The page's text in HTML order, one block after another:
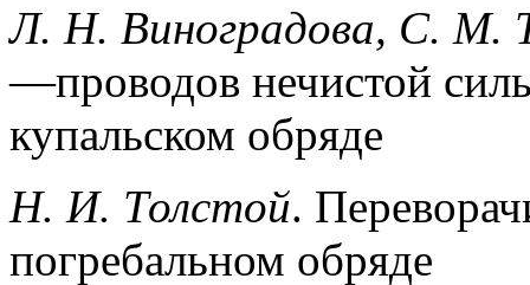
Л. Н. Виноградова, С. М.
—проводов нечистой
купальском обряде
Н. И. Толстой.
погребальном обряде